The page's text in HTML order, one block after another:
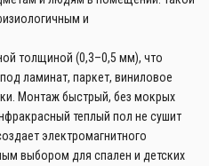
и
толщиной (0,3–0,5 мм), что
ламинат, паркет, виниловое
Монтаж быстрый, без мокрых
теплый пол не сушит
электромагнитного
выбором для спален и детских